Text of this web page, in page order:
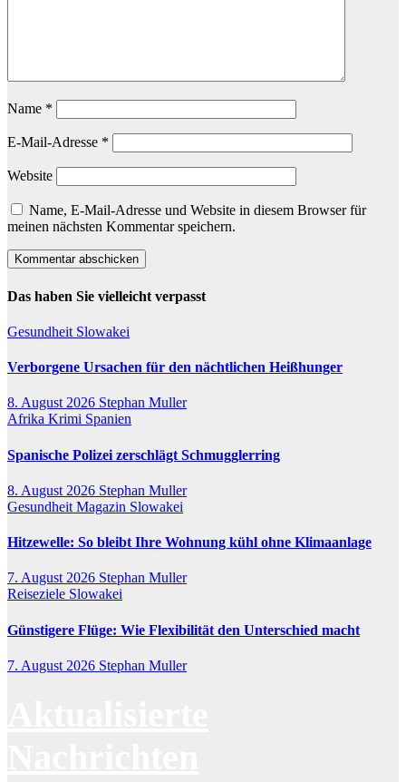
Name *
E-Mail-Adresse *
Website
Name, E-Mail-Adresse und Website in diesem Browser für
meinen nächsten Kommentar speichern.
Das haben Sie vielleicht verpasst
Gesundheit Slowakei
Verborgene Ursachen für den nächtlichen Heißhunger
8. August 2026 Stephan Muller
Afrika Krimi Spanien
Spanische Polizei zerschlägt Schmugglerring
8. August 2026 Stephan Muller
Gesundheit Magazin Slowakei
Hitzewelle: So bleibt Ihre Wohnung kühl ohne Klimaanlage
7. August 2026 Stephan Muller
Reiseziele Slowakei
Günstigere Flüge: Wie Flexibilität den Unterschied macht
7. August 2026 Stephan Muller